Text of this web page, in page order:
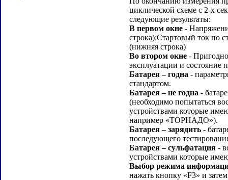
циклической схеме с 2-х
следующие результаты:
В первом окне -
строка):Стартовый ток по
(нижняя строка)
Во втором окне -
эксплуатации и состояние
Батарея – годна -
стандартом.
Батарея – не годна -
(необходимо попытаться
устройствами которые
например «ТОРНАДО»).
Батарея – зарядить -
последующего
Батарея – сульфатация -
устройствами которые
Выбор режима
нажать кнопку «F3» и